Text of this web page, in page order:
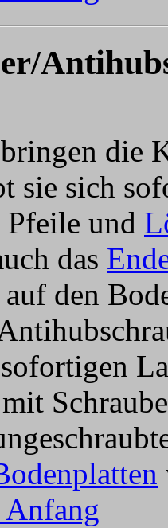
die
sie sich
und
das
den